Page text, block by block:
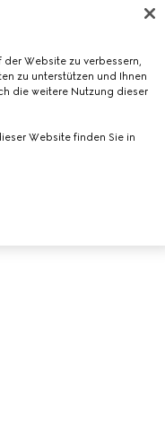
Website zu verbessern,
zu unterstützen und Ihnen
die weitere Nutzung dieser
Website finden Sie in